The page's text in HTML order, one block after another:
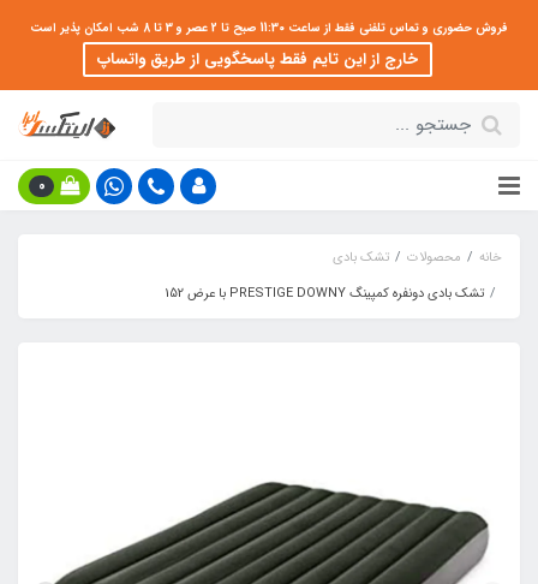
فروش حضوری و تماس تلفنی فقط از ساعت 11:30 صبح تا 2 عصر و 3 تا 8 شب امکان پذیر است
خارج از این تایم فقط پاسخگویی از طریق واتساپ
0
خانه محصولات
تشک بادی
تشک بادی دونفره کمپینگ PRESTIGE DOWNY با عرض 152